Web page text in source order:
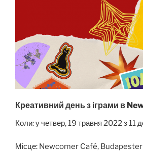
Креативний день з іграми в
Коли: у четвер, 19 травня 2022 з 11
Місце: Newcomer Café,